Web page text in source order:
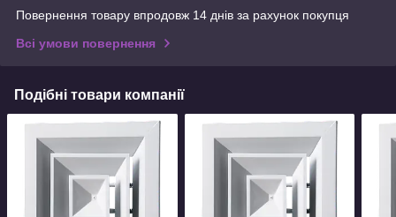
Повернення товару впродовж 14 днів за рахунок покупця
Всі умови повернення
Подібні товари компанії